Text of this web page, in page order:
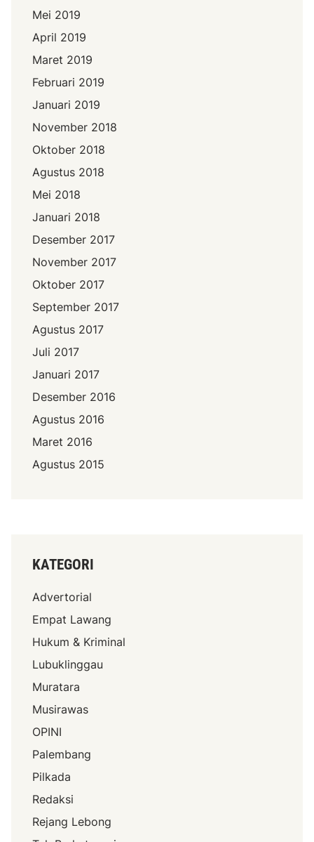
Mei 2019
April 2019
Maret 2019
Februari 2019
Januari 2019
November 2018
Oktober 2018
Agustus 2018
Mei 2018
Januari 2018
Desember 2017
November 2017
Oktober 2017
September 2017
Agustus 2017
Juli 2017
Januari 2017
Desember 2016
Agustus 2016
Maret 2016
Agustus 2015
KATEGORI
Advertorial
Empat Lawang
Hukum & Kriminal
Lubuklinggau
Muratara
Musirawas
OPINI
Palembang
Pilkada
Redaksi
Rejang Lebong